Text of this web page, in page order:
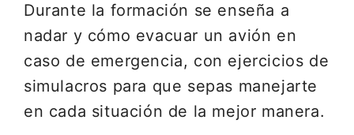
Durante la formación se enseña a
nadar y cómo evacuar un avión en
caso de emergencia, con ejercicios de
simulacros para que sepas manejarte
en cada situación de la mejor manera.